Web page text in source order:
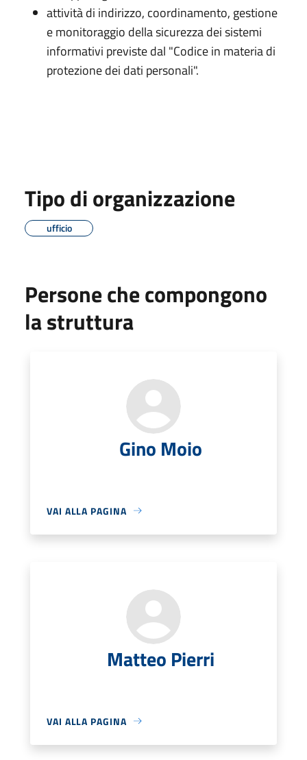
attività di indirizzo, coordinamento, gestione
e monitoraggio della sicurezza dei sistemi
informativi previste dal "Codice in materia di
protezione dei dati personali".
Tipo di organizzazione
ufficio
Persone che compongono
la struttura
Gino Moio
VAI ALLA PAGINA
Matteo Pierri
VAI ALLA PAGINA